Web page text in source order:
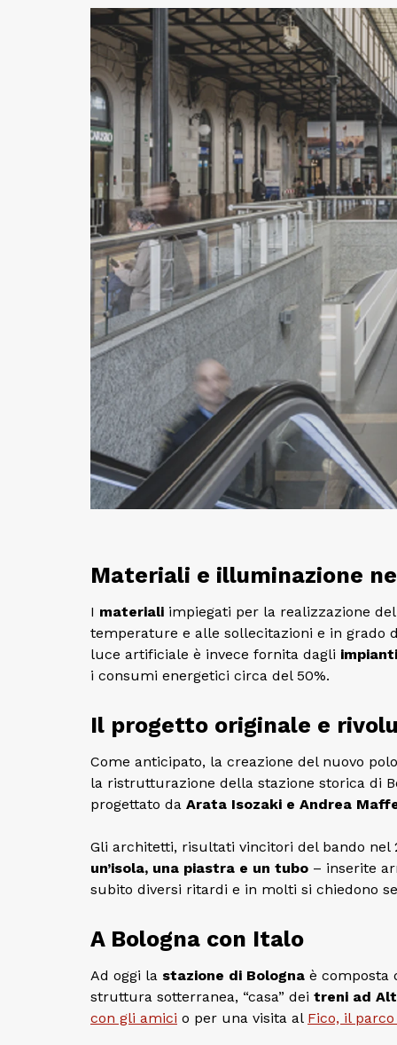
Materiali e illuminazione
I materiali impiegati per la realizzazione
temperature e alle sollecitazioni e in grado
luce artificiale è invece fornita dagli
i consumi energetici circa del 50%.
Il progetto originale e
Come anticipato, la creazione del nuovo
la ristrutturazione della stazione storica di
progettato da Arata Isozaki e Andrea
Gli architetti, risultati vincitori del bando
un’isola, una piastra e un tubo – inserite
subito diversi ritardi e in molti si chiedono
A Bologna con Italo
Ad oggi la stazione di Bologna è composta
struttura sotterranea, “casa” dei treni ad
con gli amici o per una visita al Fico, il